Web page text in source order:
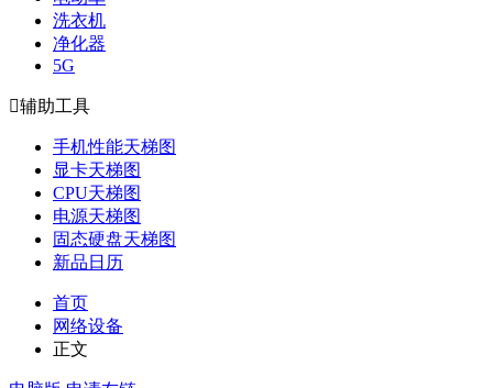
洗衣机
净化器
5G
辅助工具
手机性能天梯图
显卡天梯图
CPU天梯图
电源天梯图
固态硬盘天梯图
新品日历
首页
网络设备
正文